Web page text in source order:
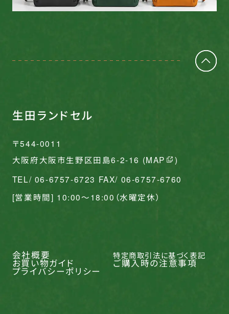
生田ランドセル
〒544-0011
大阪府大阪市生野区田島6-2-16 (MAP
)
TEL/ 06-6757-6723 FAX/ 06-6757-6760
[営業時間] 10:00〜18:00（水曜定休）
会社概要 特定商取引法に基づく表記
お買い物ガイド ご購入時の注意事項
プライバシーポリシー